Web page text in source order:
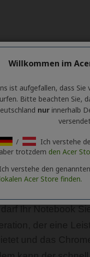
Willkommen im
ist aufgefallen, dass
Bitte beachten Sie,
nurinnerhalb
/
Ich verstehe
aber trotzdem den Acer
verstehe den
Acer Store finden.